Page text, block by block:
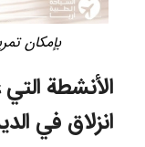
بإمكان
الأنشطة
انزلاق في